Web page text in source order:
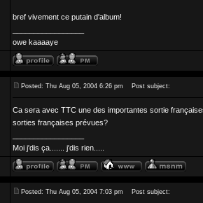
bref vivement ce putain d'album!
owe kaaaaye
Posted: Thu Aug 05, 2004 6:26 pm Post subject:
Ca sera avec TTC une des importantes sortie
sorties françaises prévues?
Moi j'dis ça....... j'dis rien.....
Posted: Thu Aug 05, 2004 7:03 pm Post subject: